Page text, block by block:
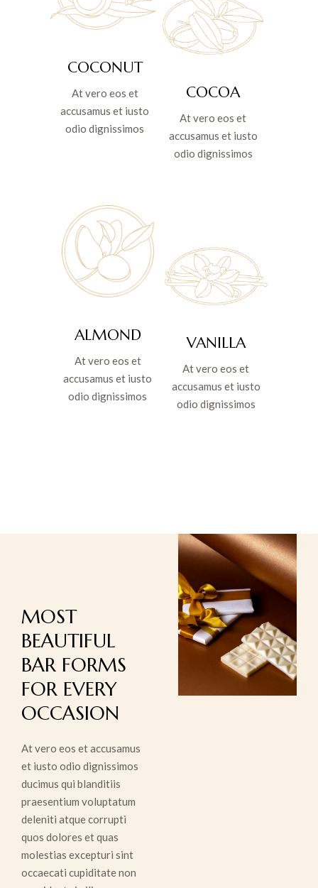
COCONUT
At vero eos et
accusamus et iusto
odio dignissimos
COCOA
At vero eos et
accusamus et iusto
odio dignissimos
ALMOND
At vero eos et
accusamus et iusto
odio dignissimos
VANILLA
At vero eos et
accusamus et iusto
odio dignissimos
MOST
BEAUTIFUL
BAR FORMS
FOR EVERY
OCCASION
At vero eos et accusamus
et iusto odio dignissimos
ducimus qui blanditiis
praesentium voluptatum
deleniti atque corrupti
quos dolores et quas
molestias excepturi sint
occaecati cupiditate non